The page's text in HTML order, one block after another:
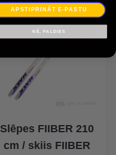
-0%
Slēpes FIIBER 210
cm / skiis FIIBER
APSTIPRINĀT E-PASTU
NĒ, PALDIES